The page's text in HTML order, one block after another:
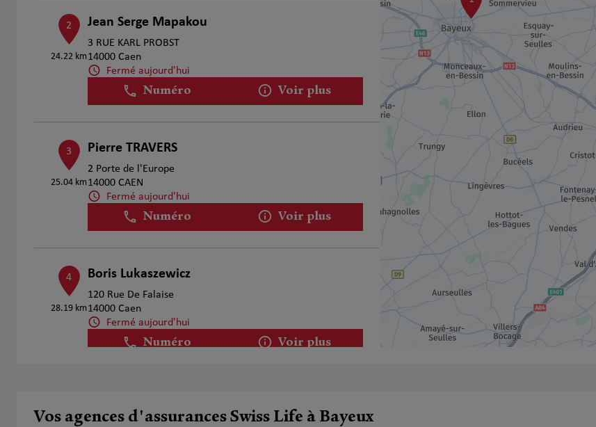
2
24.22 km
Jean Serge Mapakou
3 RUE KARL PROBST
14000 Caen
Fermé aujourd'hui
Numéro Voir plus
3
25.04 km
Pierre TRAVERS
2 Porte de l'Europe
14000 CAEN
Fermé aujourd'hui
Numéro Voir plus
4
28.19 km
Boris Lukaszewicz
120 Rue De Falaise
14000 Caen
Fermé aujourd'hui
Numéro Voir plus
Vos agences d'assurances Swiss Life à Bayeux